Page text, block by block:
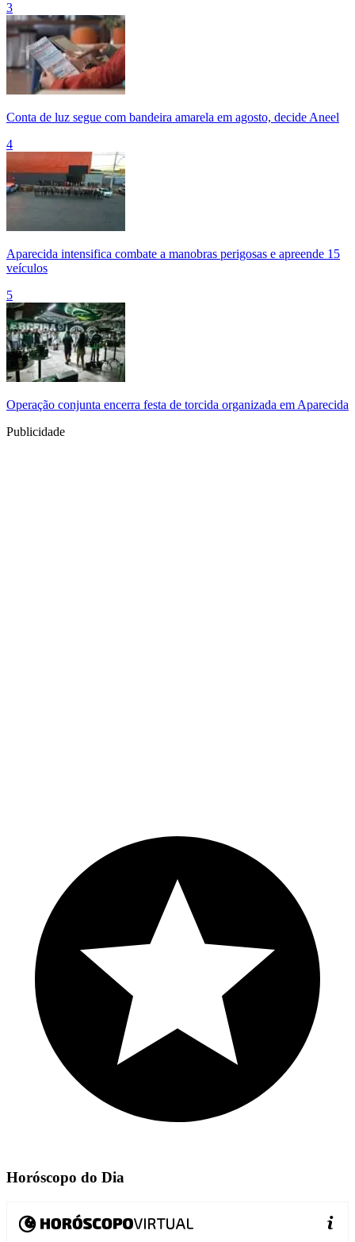
3
Conta de luz segue com bandeira amarela em agosto, decide Aneel
4
Aparecida intensifica combate a manobras perigosas e apreende 15
veículos
5
Operação conjunta encerra festa de torcida organizada em Aparecida
Publicidade
Horóscopo do Dia